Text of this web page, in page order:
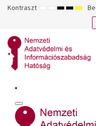
Kontraszt ÉJSZAKAI
NAGYNAGYNAGY